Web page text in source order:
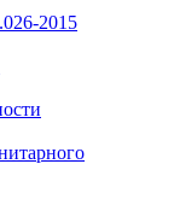
2015